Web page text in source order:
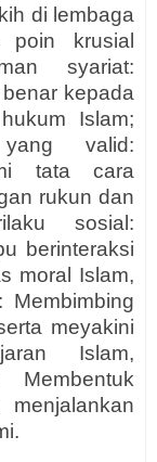
di lembaga
poin krusial
syariat:
kepada
Islam;
valid:
tata cara
rukun dan
sosial:
berinteraksi
moral Islam,
Membimbing
meyakini
Islam,
Membentuk